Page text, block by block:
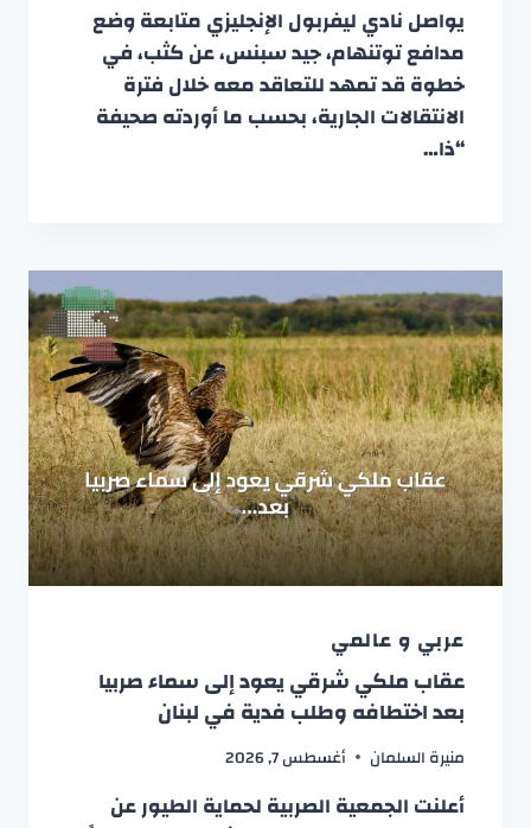
يواصل نادي ليفربول الإنجليزي متابعة وضع
مدافع توتنهام، جيد سبنس، عن كثب، في
خطوة قد تمهد للتعاقد معه خلال فترة
الانتقالات الجارية، بحسب ما أوردته صحيفة
“ذا…
عربي و عالمي
عقاب ملكي شرقي يعود إلى سماء صربيا
بعد اختطافه وطلب فدية في لبنان
منيرة السلمان أغسطس 7, 2026
أعلنت الجمعية الصربية لحماية الطيور عن